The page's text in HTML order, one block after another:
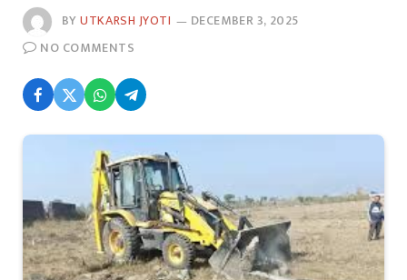
BYUTKARSH JYOTI
DECEMBER 3, 2025
NO COMMENTS